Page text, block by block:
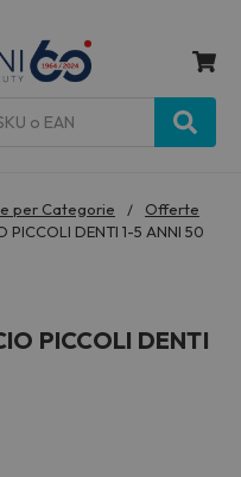
per Categorie
Offerte
PICCOLI DENTI 1-5 ANNI 50
PICCOLI DENTI